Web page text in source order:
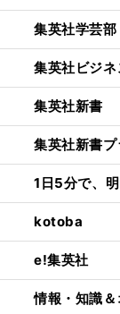
集英社学芸
集英社ビジネ
集英社新書
集英社新書
1日5分で、
kotoba
e!集英社
情報・知識